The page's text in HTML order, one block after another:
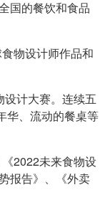
国的餐饮和食品
物设计师作品和
计大赛。连续五
华、流动的餐桌等
2022未来食物设
报告》、《外卖